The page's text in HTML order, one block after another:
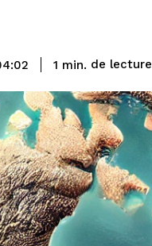
1 min. de lecture